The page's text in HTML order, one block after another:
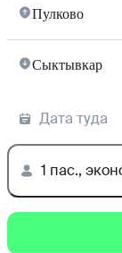
Пулково
Сыктывкар
Дата туда
1 пас.,